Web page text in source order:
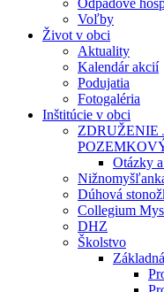
Odpadové
Voľby
Život v obci
Aktuality
Kalendár akcií
Podujatia
Fotogaléria
Inštitúcie v obci
ZDRUŽENIE
Otázky
Dúhová
Collegium
DHZ
Školstvo